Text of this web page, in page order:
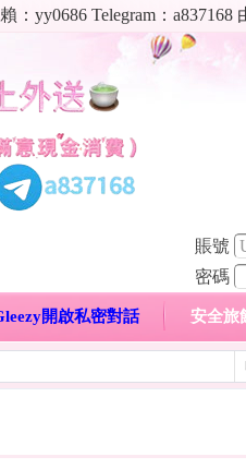
：yy0686 Telegram：
賬號
密碼
開啟私密對話 安全旅